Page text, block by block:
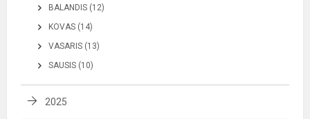
BALANDIS (12)
KOVAS (14)
VASARIS (13)
SAUSIS (10)
2025